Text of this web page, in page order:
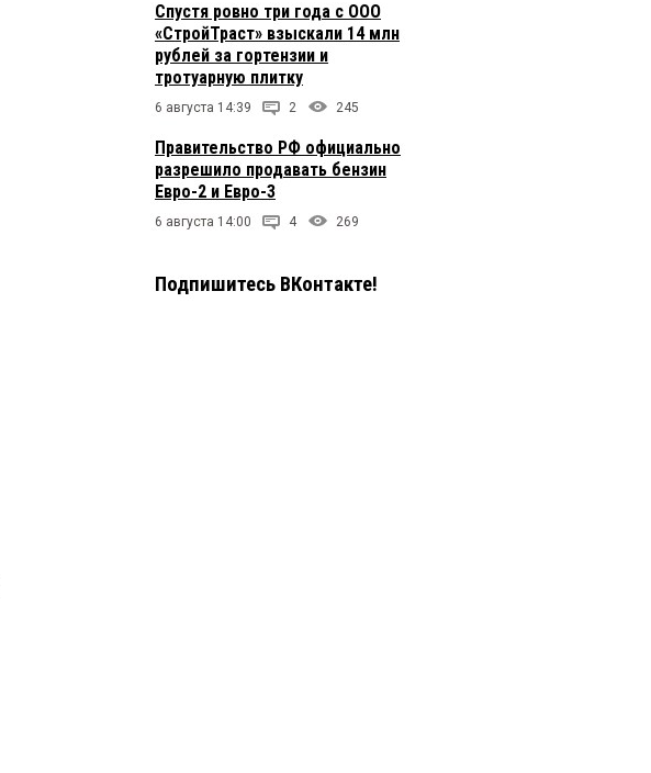
Спустя ровно три года с ООО
«СтройТраст» взыскали 14 млн
рублей за гортензии и
тротуарную плитку
6 августа 14:39 2 245
Правительство РФ официально
разрешило продавать бензин
Евро-2 и Евро-3
6 августа 14:00 4 269
Подпишитесь ВКонтакте!